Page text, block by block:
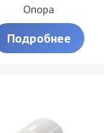
Опора
Подробнее